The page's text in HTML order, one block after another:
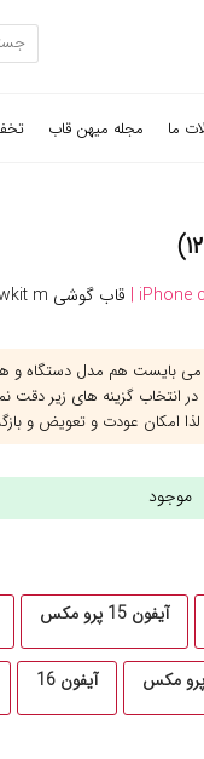
ما مجله میهن قاب
قاب گوشی bmwkit m
بایست هم مدل دستگاه و
انتخاب گزینه های زیر دقت
امکان عودت و تعویض و
موجود
آیفون 15 پرو مکس
آیفون 16